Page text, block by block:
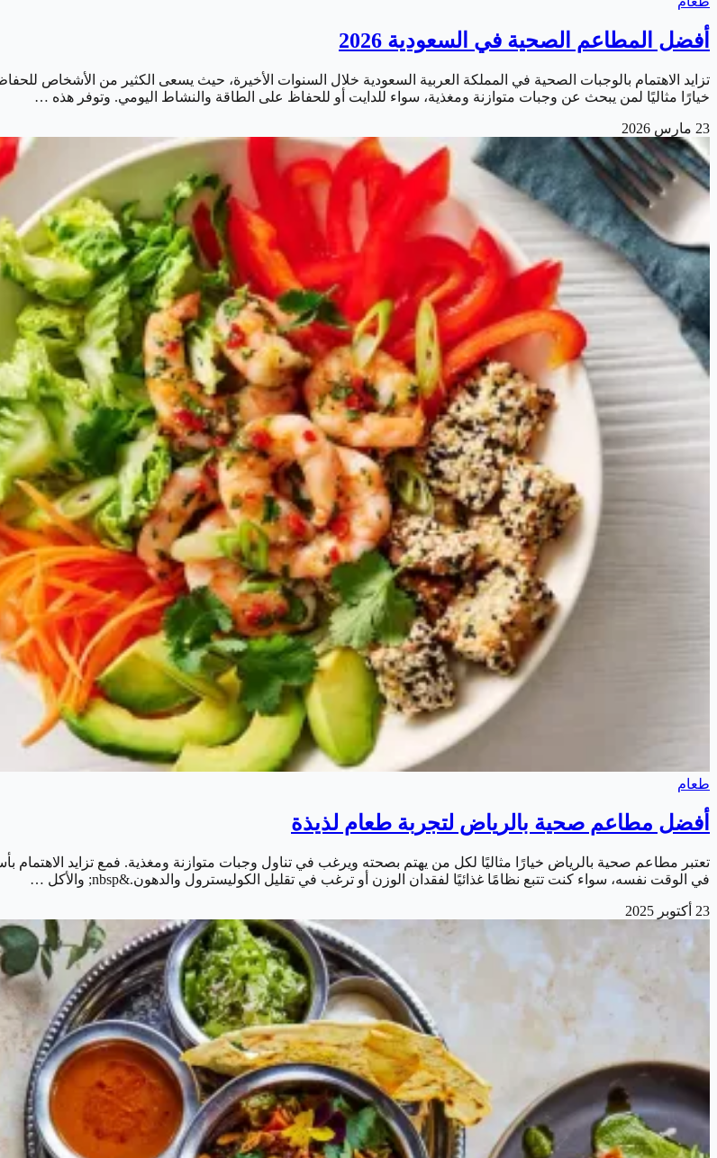
أفضل المطاعم الصحية في السعودية 2026
خيارًا مثاليًا لمن يبحث عن وجبات متوازنة ومغذية، سواء للدايت أو للحفاظ على الطاقة والنشاط اليومي. وتوفر هذه …
23 مارس 2026
طعام
أفضل مطاعم صحية بالرياض لتجربة طعام لذيذة
تعتبر مطاعم صحية بالرياض خيارًا مثاليًا لكل من يهتم بصحته ويرغب في تناول وجبات متوازنة ومغذية. فمع تزايد
في الوقت نفسه، سواء كنت تتبع نظامًا غذائيًا لفقدان الوزن أو ترغب في تقليل الكوليسترول والدهون.&nbsp; والأكل …
23 أكتوبر 2025